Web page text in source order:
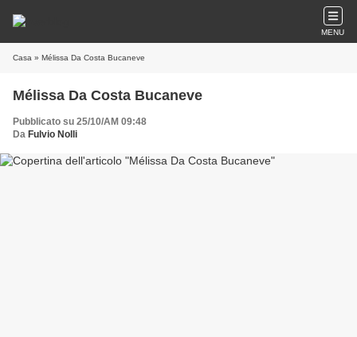
MENU
Casa » Mélissa Da Costa Bucaneve
Mélissa Da Costa Bucaneve
Pubblicato su 25/10/AM 09:48
Da Fulvio Nolli